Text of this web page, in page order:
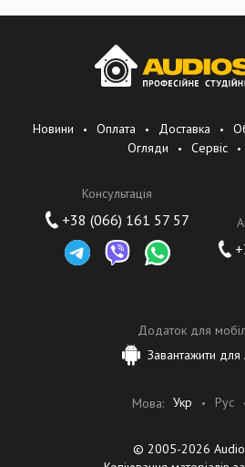
Новини Оплата Доставка
Огляди
Сервіс
Консультація
+38 (066) 161 57 57
Додаток для
Завантажити
Мова: Укр Рус
© 2005-2026